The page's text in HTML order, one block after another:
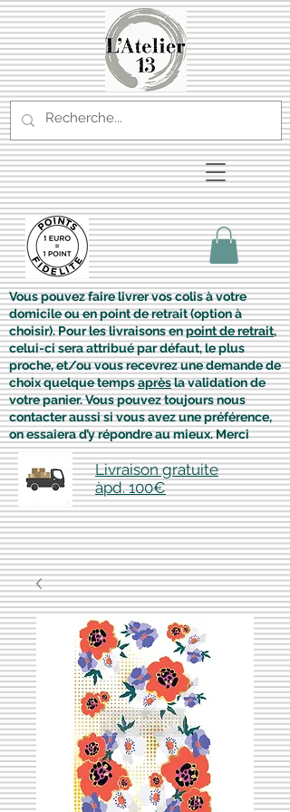
Vous pouvez faire livrer vos colis à votre
domicile ou en point de retrait (option à
choisir). Pour les livraisons enpoint de retrait,
celui-ci sera attribué par défaut, le plus
proche, et/ou vous recevrez une demande de
choix quelque tempsaprèsla validation de
votre panier. Vous pouvez toujours nous
contacter aussi si vous avez une préférence,
on essaiera d’y répondre au mieux. Merci
Livraison gratuite
àpd. 100€